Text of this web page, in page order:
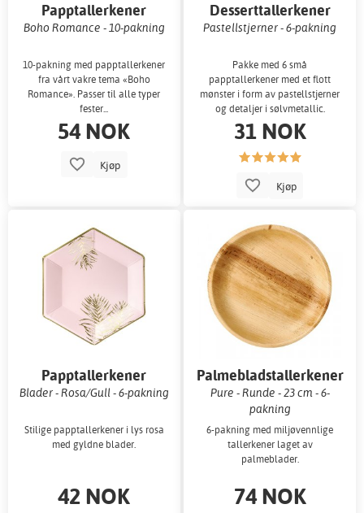
Papptallerkener
Boho Romance - 10-pakning
10-pakning med papptallerkener
fra vårt vakre tema «Boho
Romance». Passer til alle typer
fester...
54 NOK
Kjøp
Desserttallerkener
Pastellstjerner - 6-pakning
Pakke med 6 små
papptallerkener med et flott
mønster i form av pastellstjerner
og detaljer i sølvmetallic.
31 NOK
Kjøp
Papptallerkener
Blader - Rosa/Gull - 6-pakning
Stilige papptallerkener i lys rosa
med gyldne blader.
42 NOK
Palmebladstallerkener
Pure - Runde - 23 cm - 6-
pakning
6-pakning med miljøvennlige
tallerkener laget av
palmeblader.
74 NOK